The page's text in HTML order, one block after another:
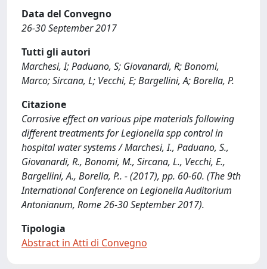
Data del Convegno
26-30 September 2017
Tutti gli autori
Marchesi, I; Paduano, S; Giovanardi, R; Bonomi,
Marco; Sircana, L; Vecchi, E; Bargellini, A; Borella, P.
Citazione
Corrosive effect on various pipe materials following
different treatments for Legionella spp control in
hospital water systems / Marchesi, I., Paduano, S.,
Giovanardi, R., Bonomi, M., Sircana, L., Vecchi, E.,
Bargellini, A., Borella, P.. - (2017), pp. 60-60. (The 9th
International Conference on Legionella Auditorium
Antonianum, Rome 26-30 September 2017).
Tipologia
Abstract in Atti di Convegno